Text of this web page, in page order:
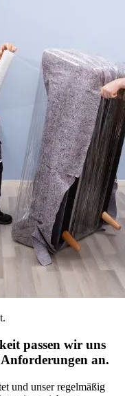
passen wir uns
an.
und unser regelmäßig